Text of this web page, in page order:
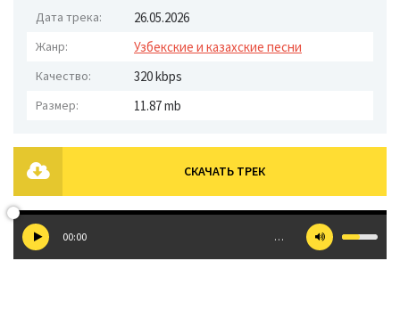
Дата трека: 26.05.2026
Жанр: Узбекские и казахские песни
Качество: 320 kbps
Размер: 11.87 mb
СКАЧАТЬ ТРЕК
00:00 …